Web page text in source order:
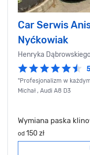
Car Serwis
Nyćkowiak
Henryka
"Profesjonalizm w
Michał , Audi A8 D3
Wymiana paska
od 150 zł